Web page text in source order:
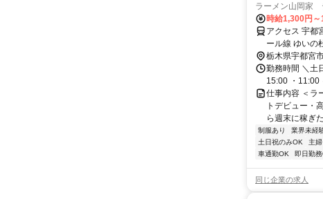
ラーメン山岡家
時給1,300円～
アクセス 宇都
ール線 ゆいの
栃木県宇都宮
勤務時間 ＼土
15:00 ・11:00
仕事内容 ＜ラ
トデビュー・
ら週末に稼ぎ
制服あり 業界未経
土日祝のみOK
主
車通勤OK
即日勤
同じ企業の求人